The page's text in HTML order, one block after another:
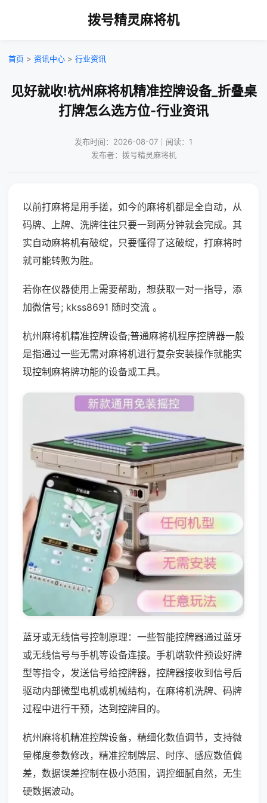
拨号精灵麻将机
首页 > 资讯中心 > 行业资讯
见好就收!杭州麻将机精准控牌设备_折叠桌
打牌怎么选方位-行业资讯
发布时间：2026-08-07｜阅读：1
发布者：拨号精灵麻将机
以前打麻将是用手搓，如今的麻将机都是全自动，从
码牌、上牌、洗牌往往只要一到两分钟就会完成。其
实自动麻将机有破绽，只要懂得了这破绽，打麻将时
就可能转败为胜。
若你在仪器使用上需要帮助，想获取一对一指导，添
加微信号; kkss8691 随时交流 。
杭州麻将机精准控牌设备;普通麻将机程序控牌器一般
是指通过一些无需对麻将机进行复杂安装操作就能实
现控制麻将牌功能的设备或工具。
蓝牙或无线信号控制原理：一些智能控牌器通过蓝牙
或无线信号与手机等设备连接。手机端软件预设好牌
型等指令，发送信号给控牌器，控牌器接收到信号后
驱动内部微型电机或机械结构，在麻将机洗牌、码牌
过程中进行干预，达到控牌目的。
杭州麻将机精准控牌设备，精细化数值调节，支持微
量梯度参数修改，精准控制牌层、时序、感应数值偏
差，数据误差控制在极小范围，调控细腻自然，无生
硬数据波动。